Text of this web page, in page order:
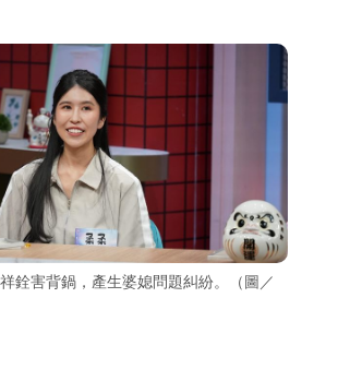
銓害背鍋，產生婆媳問題糾紛。（圖／